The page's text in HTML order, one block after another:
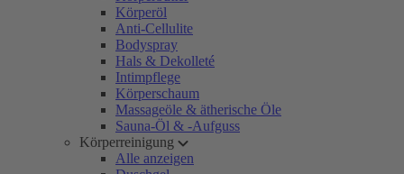
Körperöl
Anti-Cellulite
Bodyspray
Hals & Dekolleté
Intimpflege
Körperschaum
Massageöle & ätherische Öle
Sauna-Öl & -Aufguss
Körperreinigung
Alle anzeigen